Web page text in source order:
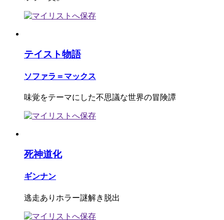
テイスト物語
ソファラ＝マックス
味覚をテーマにした不思議な世界の冒険譚
死神道化
ギンナン
逃走ありホラー謎解き脱出